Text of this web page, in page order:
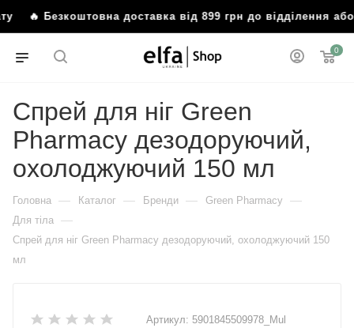
🔥 Безкоштовна доставка від 899 грн до відділення
0
Спрей для ніг Green
Рharmacy дезодоруючий,
охолоджуючий 150 мл
Головна — Каталог — Бренди — Green Pharmacy —
Для тіла —
Спрей для ніг Green Рharmacy дезодоруючий, охолоджуючий 150
мл
Артикул: 5901845509978_Mul